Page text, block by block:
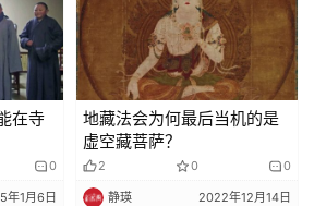
在寺
0
年1月6日
地藏法会为何最后当机的是
虚空藏菩萨？
2 0 0
静瑛 2022年12月14日